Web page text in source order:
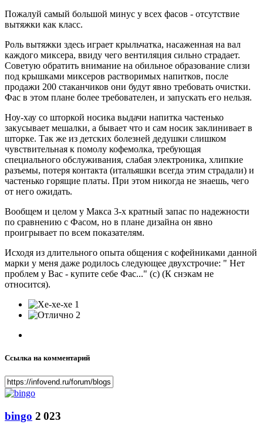
Пожалуй самый большой минус у всех фасов - отсутствие
вытяжки как класс.
Роль вытяжки здесь играет крыльчатка, насаженная на вал
каждого миксера, ввиду чего вентиляция сильно страдает.
Советую обратить внимание на обильное образование слизи
под крышками миксеров растворимых напитков, после
продажи 200 стаканчиков они будут явно требовать очистки.
Фас в этом плане более требователен, и запускать его нельзя.
Ноу-хау со шторкой носика выдачи напитка частенько
закусывает мешалки, а бывает что и сам носик заклинивает в
шторке. Так же из детских болезней дедушки слишком
чувствительная к помолу кофемолка, требующая
специального обслуживания, слабая электроника, хлипкие
разъемы, потеря контакта (итальяшки всегда этим страдали) и
частенько горящие платы. При этом никогда не знаешь, чего
от него ожидать.
Вообщем и целом у Макса 3-х кратный запас по надежности
по сравнению с Фасом, но в плане дизайна он явно
проигрывает по всем показателям.
Исходя из длительного опыта общения с кофейниками данной
марки у меня даже родилось следующее двухстрочие: " Нет
проблем у Вас - купите себе Фас..." (с) (К снэкам не
относится).
1
2
Ссылка на комментарий
bingo 2 023